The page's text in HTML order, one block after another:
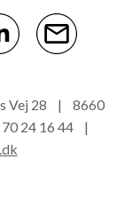
Vej 28 | 8660
24 16 44 |